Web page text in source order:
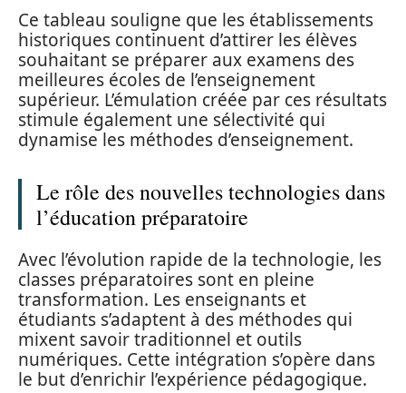
Ce tableau souligne que les établissements
historiques continuent d’attirer les élèves
souhaitant se préparer aux examens des
meilleures écoles de l’enseignement
supérieur. L’émulation créée par ces résultats
stimule également une sélectivité qui
dynamise les méthodes d’enseignement.
Le rôle des nouvelles technologies dans
l’éducation préparatoire
Avec l’évolution rapide de la technologie, les
classes préparatoires sont en pleine
transformation. Les enseignants et
étudiants s’adaptent à des méthodes qui
mixent savoir traditionnel et outils
numériques. Cette intégration s’opère dans
le but d’enrichir l’expérience pédagogique.